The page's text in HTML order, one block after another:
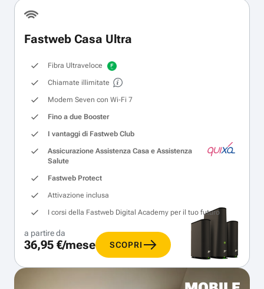
Fastweb Casa Ultra
Fibra Ultraveloce
Chiamate illimitate
Modem Seven con Wi‑Fi 7
Fino a due Booster
I vantaggi di Fastweb Club
Assicurazione Assistenza Casa e Assistenza
Salute
Fastweb Protect
Attivazione inclusa
I corsi della Fastweb Digital Academy per il tuo futuro
a partire da
36,95 €/mese SCOPRI